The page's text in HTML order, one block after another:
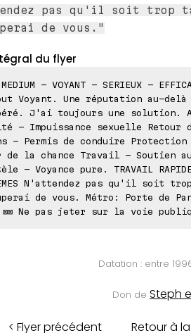
pas qu'il soit trop
de vous."
du flyer
MEDIUM - VOYANT - SERIEUX -
Voyant. Une réputation au-
J'ai toujours une solution.
- Impuissance sexuelle Retour
- Permis de conduire Protection
de la chance Travail - Soutien
- Voyance pure. TRAVAIL RAPIDE
N'attendez pas qu'il soit
de vous. Métro: Porte de
⊠⊠ Ne pas jeter sur la voie
Datation : entre
Don de Steph
< Flyer précédent Retour à